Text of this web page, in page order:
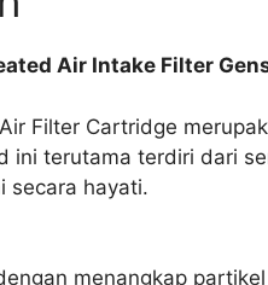
Air Intake Filter
Filter Cartridge
ini terutama terdiri dari
secara hayati.
menangkap